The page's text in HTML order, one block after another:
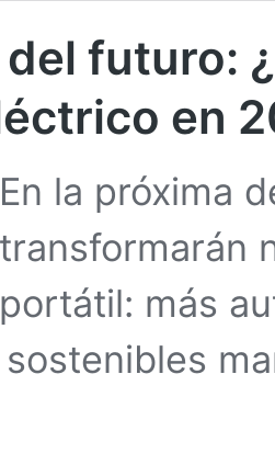
futuro:
en
En la próxima
transformarán
portátil: más